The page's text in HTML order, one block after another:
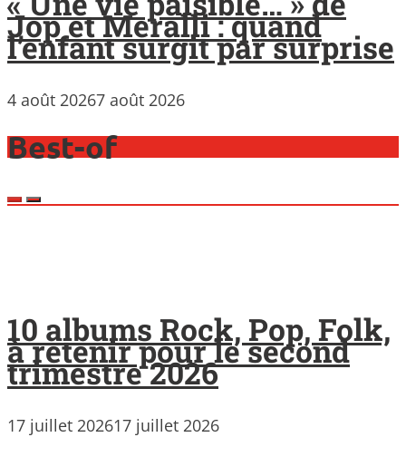
Jop et Meralli : quand
l’enfant surgit par surprise
4 août 20267 août 2026
Best-of
10 albums Rock, Pop, Folk,
à retenir pour le second
trimestre 2026
17 juillet 202617 juillet 2026